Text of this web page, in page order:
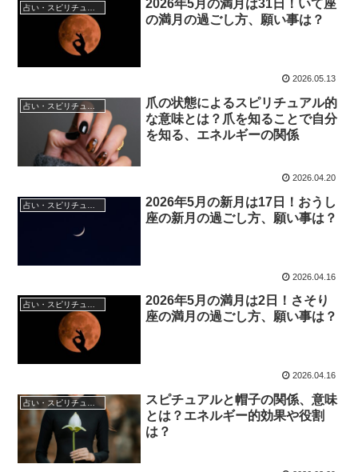
2026年5月の満月は31日！いて座
の満月の過ごし方、願い事は？
2026.05.13
占い・スピリチュアル
爪の状態によるスピリチュアル的
な意味とは？爪を知ることで自分
を知る、エネルギーの関係
2026.04.20
2026年5月の新月は17日！おうし
座の新月の過ごし方、願い事は？
2026.04.16
2026年5月の満月は2日！さそり
座の満月の過ごし方、願い事は？
2026.04.16
占い・スピリチュアル
スピチュアルと帽子の関係、意味
とは？エネルギー的効果や役割
は？